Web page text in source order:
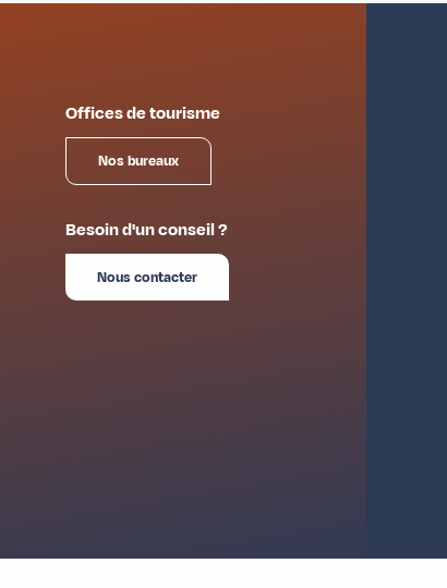
Offices de tourisme
Nos bureaux
Besoin d'un conseil ?
Nous contacter